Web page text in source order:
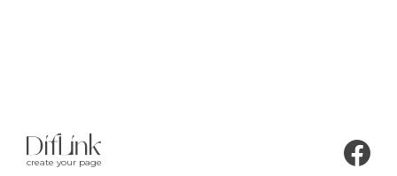
create your page